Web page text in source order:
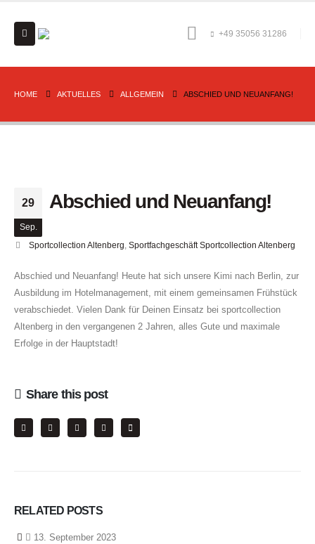
+49 35056 31286
HOME AKTUELLES ALLGEMEIN ABSCHIED UND NEUANFANG!
29
Sep.
Abschied und Neuanfang!
Sportcollection Altenberg Sportfachgeschäft Sportcollection Altenberg
Abschied und Neuanfang! Heute hat sich unsere Kimi nach Berlin, zur
Ausbildung im Hotelmanagement, mit einem gemeinsamen Frühstück
verabschiedet. Vielen Dank für Deinen Einsatz bei sportcollection
Altenberg in den vergangenen 2 Jahren, alles Gute und maximale
Erfolge in der Hauptstadt!
Share this post
RELATED POSTS
13. September 2023